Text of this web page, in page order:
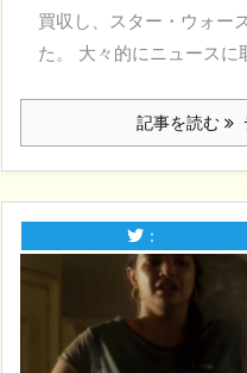
買収し、スター・ウォー
た。 大々的にニュース
記事を読む
：